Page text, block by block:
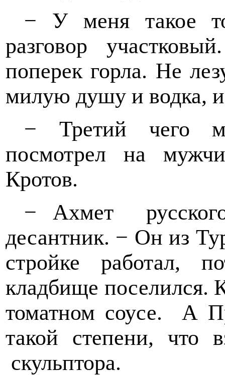
− У меня такое
разговор
поперек горла. Не
милую душу и водка,
− Третий чего
посмотрел на
Кротов.
− Ахмет
десантник. − Он из
стройке работал,
кладбище поселился.
томатном соусе.
А
такой степени, что
скульптора.